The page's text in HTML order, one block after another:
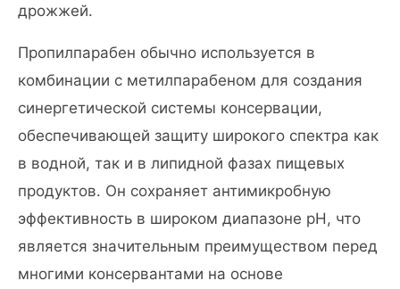
дрожжей.
Пропилпарабен обычно используется в
комбинации с метилпарабеном для создания
синергетической системы консервации,
обеспечивающей защиту широкого спектра как
в водной, так и в липидной фазах пищевых
продуктов. Он сохраняет антимикробную
эффективность в широком диапазоне pH, что
является значительным преимуществом перед
многими консервантами на основе